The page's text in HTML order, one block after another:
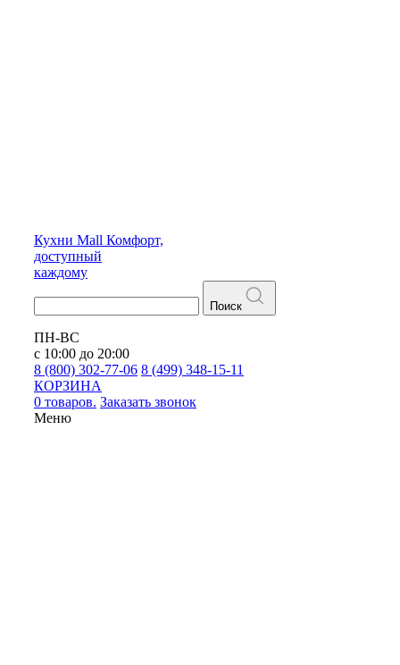
Кухни Mall Комфорт,
доступный
каждому
Поиск
ПН-ВС
с 10:00 до 20:00
8 (800) 302-77-06 8 (499) 348-15-11
КОРЗИНА
0 товаров. Заказать звонок
Меню